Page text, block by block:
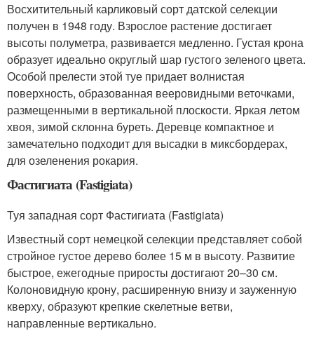
Восхитительный карликовый сорт датской селекции
получен в 1948 году. Взрослое растение достигает
высоты полуметра, развивается медленно. Густая крона
образует идеально округлый шар густого зеленого цвета.
Особой прелести этой туе придает волнистая
поверхность, образованная вееровидными веточками,
размещенными в вертикальной плоскости. Яркая летом
хвоя, зимой склонна буреть. Деревце компактное и
замечательно подходит для высадки в миксбордерах,
для озеленения рокария.
Фастигиата (Fastigiata)
Туя западная сорт Фастигиата (Fastigiata)
Известный сорт немецкой селекции представляет собой
стройное густое дерево более 15 м в высоту. Развитие
быстрое, ежегодные приросты достигают 20–30 см.
Колоновидную крону, расширенную внизу и зауженную
кверху, образуют крепкие скелетные ветви,
направленные вертикально.